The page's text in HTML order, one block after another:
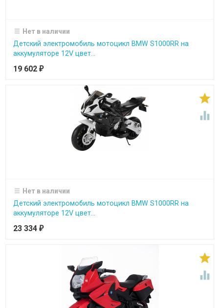
Нет в наличии
Детский электромобиль мотоцикл BMW S1000RR на
аккумуляторе 12V цвет...
19 602 ₽


Нет в наличии
Детский электромобиль мотоцикл BMW S1000RR на
аккумуляторе 12V цвет...
23 334 ₽

